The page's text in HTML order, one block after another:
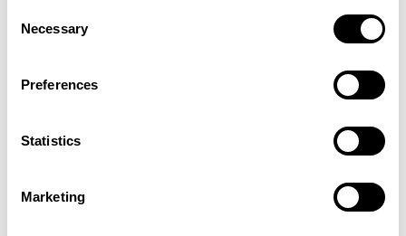
Selection
Necessary
Preferences
Statistics
Marketing